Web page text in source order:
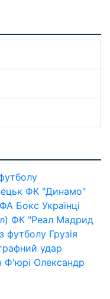
ФК "Динамо"
Бокс Українці
ФК "Реал Мадрид
футболу Грузія
удар
Ф'юрі Олександр